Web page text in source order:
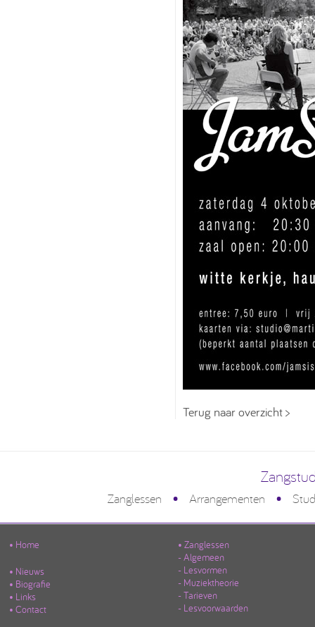
Terug naar overzicht >
Zanglessen • Arrangementen •
• Home
• Nieuws
• Biografie
• Links
• Contact
• Zanglessen
- Algemeen
- Lesvormen
- Muziektheorie
- Tarieven
- Lesvoorwaarden